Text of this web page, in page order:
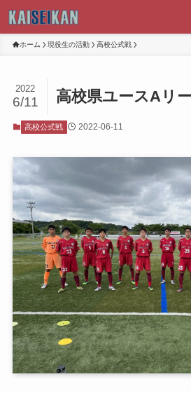
ホーム 現役生の活動 高校公式戦
高校県ユースAリ
2022
6/11
高校公式戦 2022-06-11